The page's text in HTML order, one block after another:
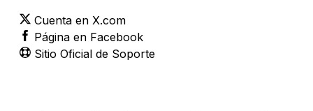
Cuenta en X.com
Página en Facebook
Sitio Oficial de Soporte